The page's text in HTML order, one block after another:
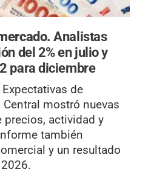
Analistas
del 2% en julio y
para diciembre
de
mostró nuevas
precios, actividad y
también
y un resultado